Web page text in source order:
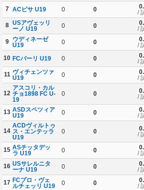
7 ACピサ U19 0 0
/
8
USアヴェッリ
ーノ U19
0 0
/
9
ウディネーゼ
U19
0 0
/
10 FCバーリ U19 0 0
/
11 ヴィチェンツァ
U19
0 0
/
12
アスコリ・カル
チョ1898 FC U-
19
0 0
/
13 ASDスペツィア
U19
0 0
/
14
ACDヴィルトゥ
ス・エンテッラ
U19
0 0
/
15 ASチッタデッ
ラ U19
0 0
/
16 USサレルニタ
ーナ U19
0 0
/
17 FCプロ・ヴェ
ルチェッリ U19
0 0
/